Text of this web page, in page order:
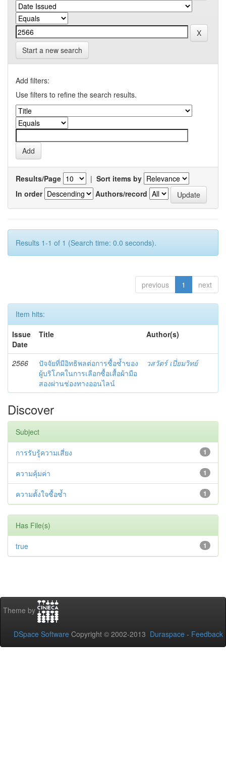
Start a new search
Add filters:
Use filters to refine the search results.
Results/Page | Sort items by
In order
Authors/record
Results 1-1 of 1 (Search time: 0.0 seconds).
previous 1 next
Item hits:
Issue
Date
Title Author(s)
2566
ปัจจัยที่มีอิทธิพลต่อการซื้อซ้ำของ
ผู้บริโภคในการเลือกซื้อเสื้อผ้ามือ
สองผ่านช่องทางออนไลน์
วสวัตร์ เปี่ยมวิทย์
Discover
Subject
1
การรับรู้ความเสี่ยง
1
ความคุ้มค่า
1
ความตั้งใจซื้อซ้ำ
Has File(s)
1
true
Theme by
DSpace Software Copyright © 2002-2013 Duraspace - Feedback